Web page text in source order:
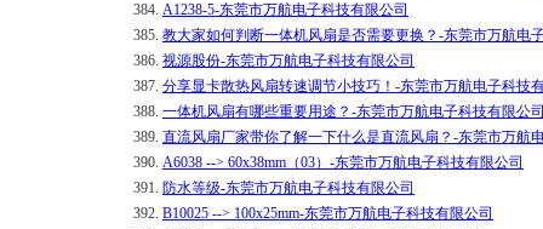
384. A1238-5-东莞市万航电子科技有限公司
385. 教大家如何判断一体机风扇是否需要更换？-东莞市万航电
386. 视源股份-东莞市万航电子科技有限公司
387. 分享显卡散热风扇转速调节小技巧！-东莞市万航电子科技
388. 一体机风扇有哪些重要用途？-东莞市万航电子科技有限公
389. 直流风扇厂家带你了解一下什么是直流风扇？-东莞市万航
390. A6038 --> 60x38mm（03）-东莞市万航电子科技有限公司
391. 防水等级-东莞市万航电子科技有限公司
392. B10025 --> 100x25mm-东莞市万航电子科技有限公司